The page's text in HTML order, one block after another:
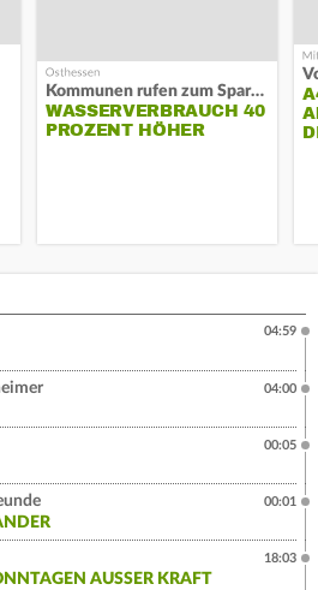
Kommunen rufen zum Sparen auf
WASSERVERBRAUCH 40
PROZENT HÖHER
04:59
04:00
00:05
00:01
AUSSER KRAFT
18:03